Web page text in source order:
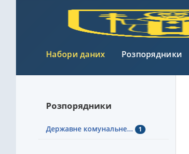
Набори даних Розпорядники
Розпорядники
Державне комунальне... 1